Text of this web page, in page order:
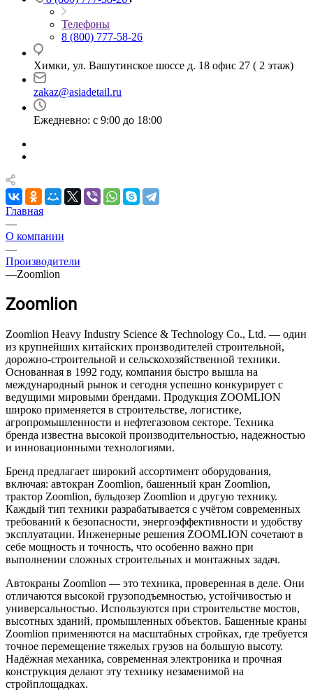
Телефоны
8 (800) 777-58-26
Химки, ул. Вашутинское шоссе д. 18 офис 27 ( 2 этаж)
zakaz@asiadetail.ru
Ежедневно: с 9:00 до 18:00
Главная
—
О компании
—
Производители
—Zoomlion
Zoomlion
Zoomlion Heavy Industry Science & Technology Co., Ltd. — один
из крупнейших китайских производителей строительной,
дорожно-строительной и сельскохозяйственной техники.
Основанная в 1992 году, компания быстро вышла на
международный рынок и сегодня успешно конкурирует с
ведущими мировыми брендами. Продукция ZOOMLION
широко применяется в строительстве, логистике,
агропромышленности и нефтегазовом секторе. Техника
бренда известна высокой производительностью, надежностью
и инновационными технологиями.
Бренд предлагает широкий ассортимент оборудования,
включая: автокран Zoomlion, башенный кран Zoomlion,
трактор Zoomlion, бульдозер Zoomlion и другую технику.
Каждый тип техники разрабатывается с учётом современных
требований к безопасности, энергоэффективности и удобству
эксплуатации. Инженерные решения ZOOMLION сочетают в
себе мощность и точность, что особенно важно при
выполнении сложных строительных и монтажных задач.
Автокраны Zoomlion — это техника, проверенная в деле. Они
отличаются высокой грузоподъемностью, устойчивостью и
универсальностью. Используются при строительстве мостов,
высотных зданий, промышленных объектов. Башенные краны
Zoomlion применяются на масштабных стройках, где требуется
точное перемещение тяжелых грузов на большую высоту.
Надёжная механика, современная электроника и прочная
конструкция делают эту технику незаменимой на
стройплощадках.